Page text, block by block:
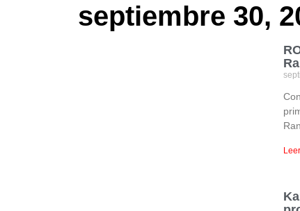
septiembre 30,